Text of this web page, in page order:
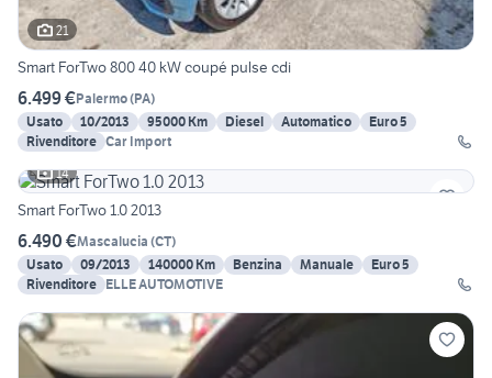
21
Smart ForTwo 800 40 kW coupé pulse cdi
6.499 €Palermo(PA)
Usato
10/2013 95000 Km Diesel Automatico
Euro 5
Rivenditore Car Import
14
Smart ForTwo 1.0 2013
6.490 €Mascalucia (CT)
Usato
09/2013 140000 Km Benzina Manuale
Euro 5
Rivenditore ELLE AUTOMOTIVE